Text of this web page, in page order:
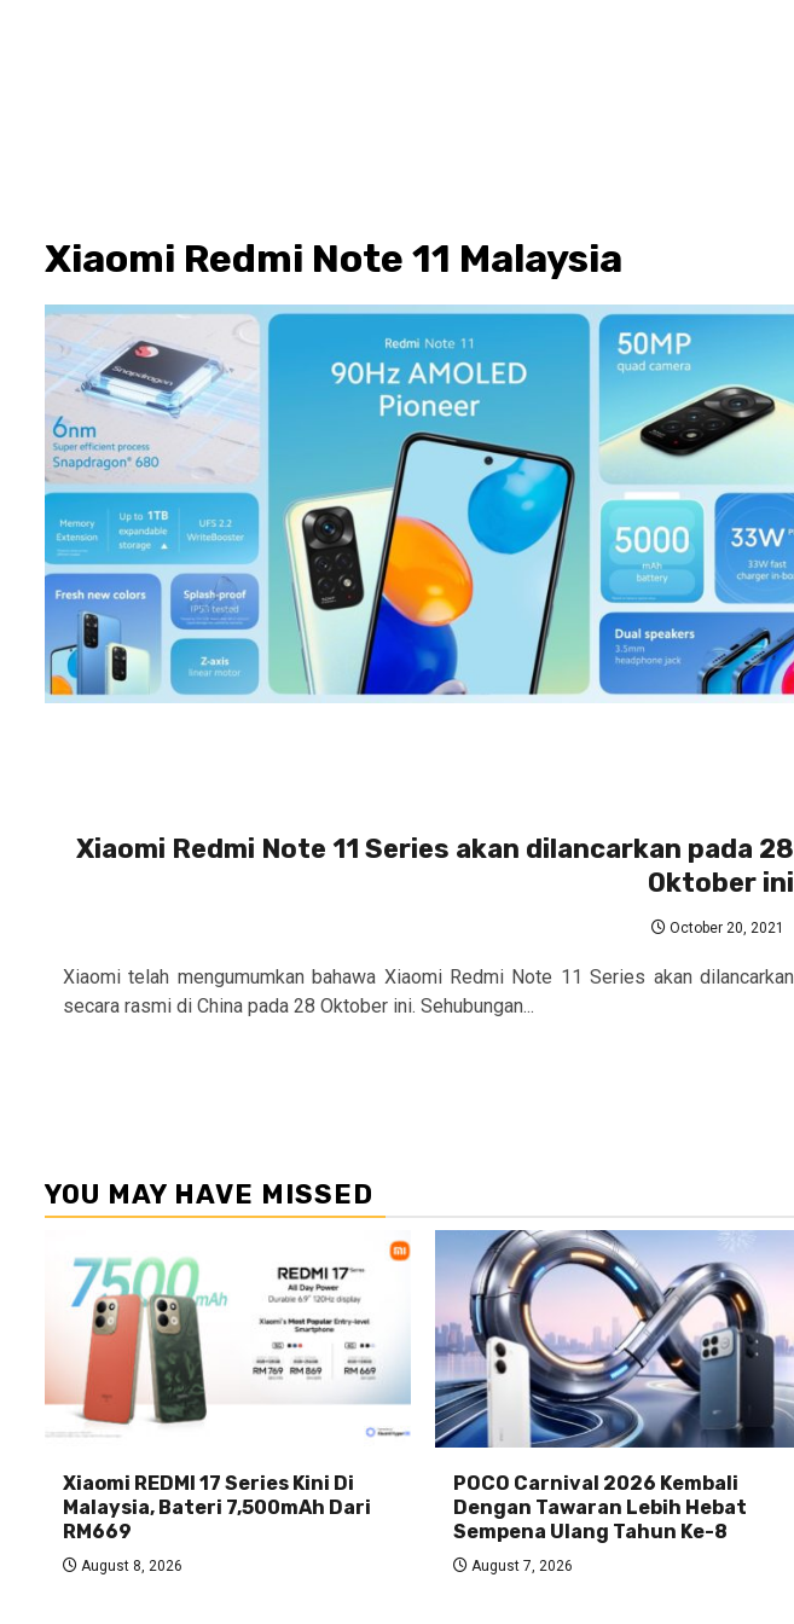
Xiaomi Redmi Note 11 Malaysia
Xiaomi Redmi Note 11 Series akan dilancarkan pada 28
Oktober ini
October 20, 2021
Xiaomi telah mengumumkan bahawa Xiaomi Redmi Note 11 Series akan dilancarkan
secara rasmi di China pada 28 Oktober ini. Sehubungan...
YOU MAY HAVE MISSED
Xiaomi REDMI 17 Series Kini Di
Malaysia, Bateri 7,500mAh Dari
RM669
August 8, 2026
POCO Carnival 2026 Kembali
Dengan Tawaran Lebih Hebat
Sempena Ulang Tahun Ke-8
August 7, 2026